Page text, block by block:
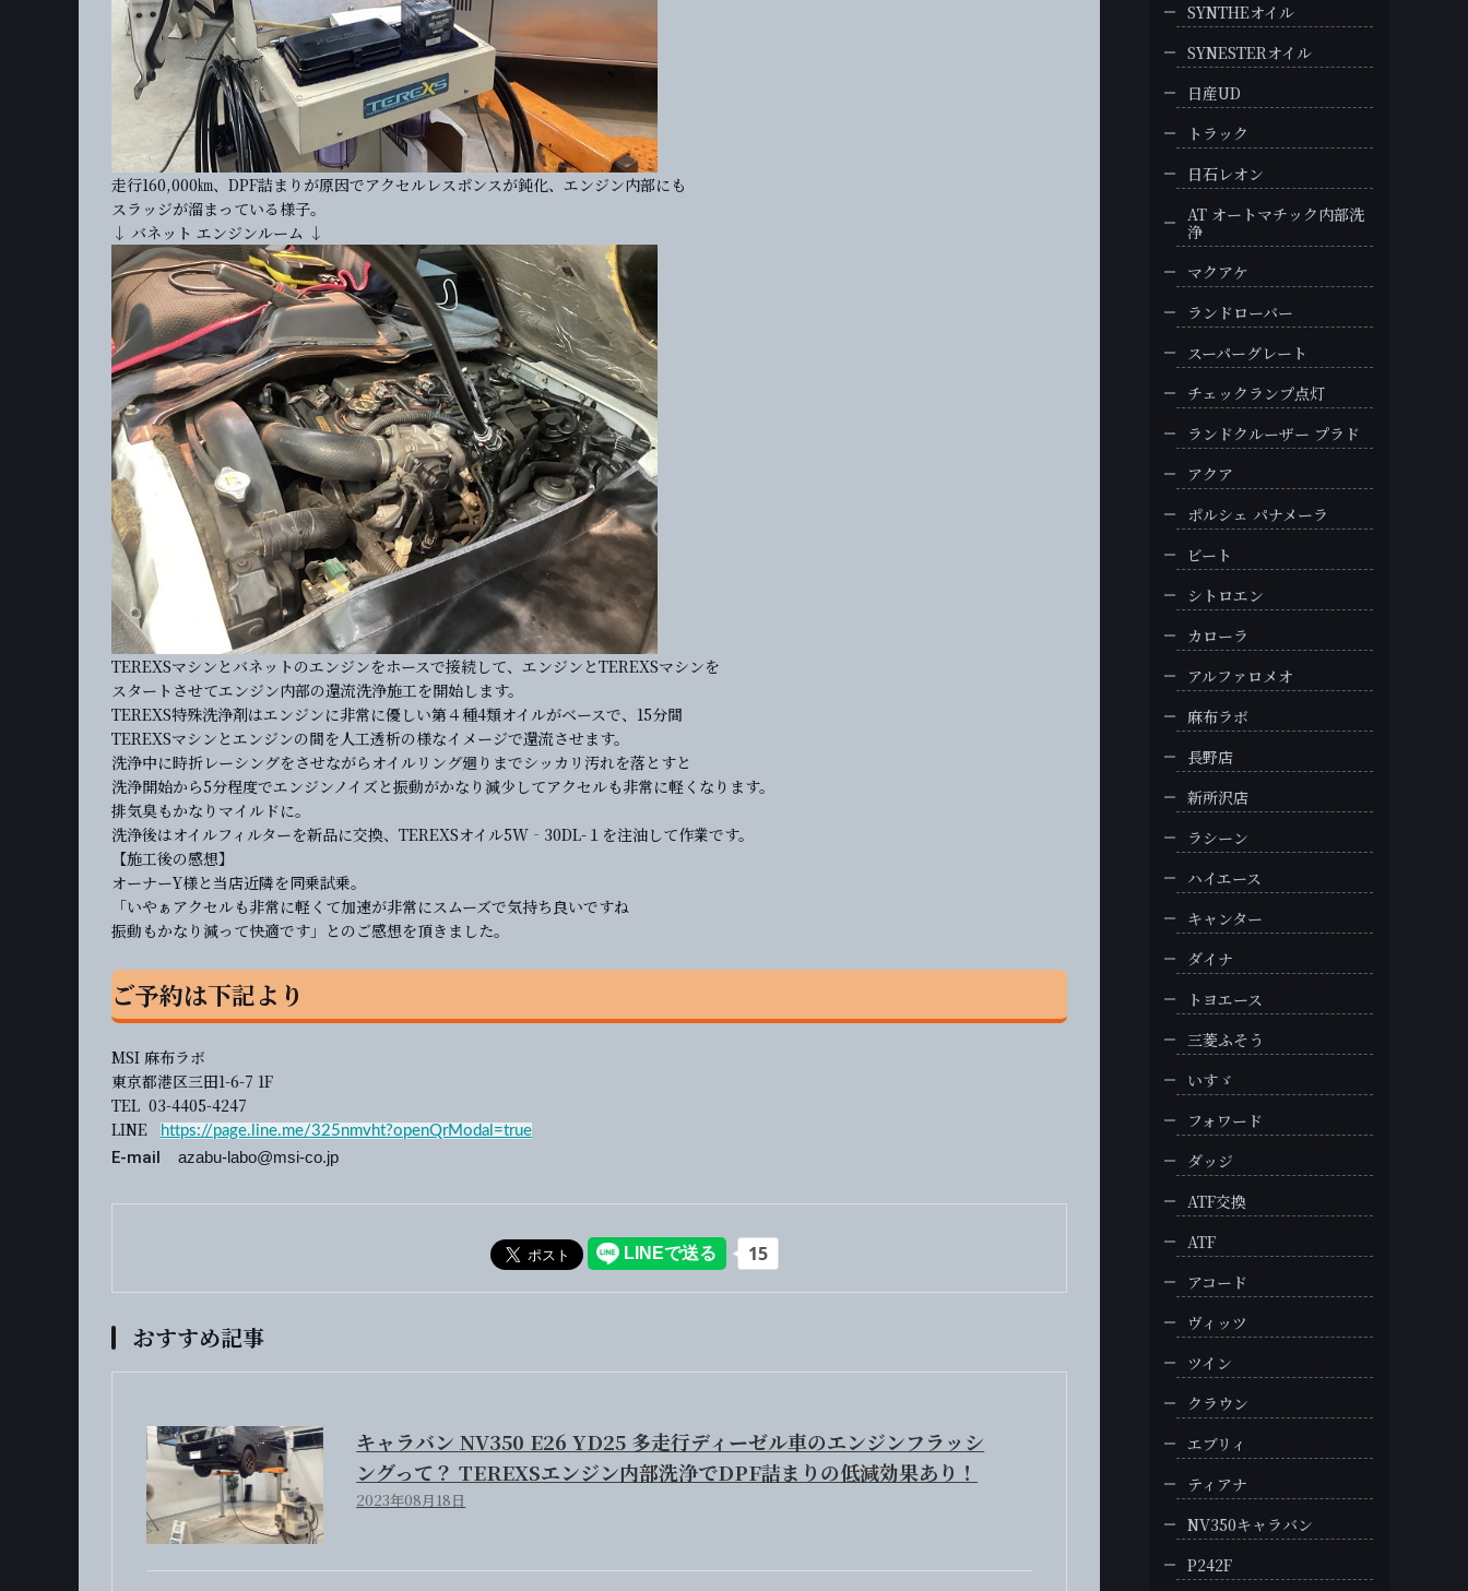
走行160,000㎞、DPF詰まりが原因でアクセルレスポンスが鈍化、エンジン内部にも
スラッジが溜まっている様子。
↓ バネット エンジンルーム ↓
TEREXSマシンとバネットのエンジンをホースで接続して、エンジンとTEREXSマシンを
スタートさせてエンジン内部の還流洗浄施工を開始します。
TEREXS特殊洗浄剤はエンジンに非常に優しい第４種4類オイルがベースで、15分間
TEREXSマシンとエンジンの間を人工透析の様なイメージで還流させます。
洗浄中に時折レーシングをさせながらオイルリング廻りまでシッカリ汚れを落とすと
洗浄開始から5分程度でエンジンノイズと振動がかなり減少してアクセルも非常に軽くなります。
排気臭もかなりマイルドに。
洗浄後はオイルフィルターを新品に交換、TEREXSオイル5W‐30DL-１を注油して作業です。
【施工後の感想】
オーナーY様と当店近隣を同乗試乗。
「いやぁアクセルも非常に軽くて加速が非常にスムーズで気持ち良いですね
振動もかなり減って快適です」とのご感想を頂きました。
ご予約は下記より
MSI 麻布ラボ
東京都港区三田1-6-7 1F
TEL 03-4405-4247
LINE
https://page.line.me/325nmvht?openQrModal=true
E-mail azabu-labo@msi-co.jp
おすすめ記事
キャラバン NV350 E26 YD25 多走行ディーゼル車のエンジンフラッシ
ングって？ TEREXSエンジン内部洗浄でDPF詰まりの低減効果あり！
2023年08月18日
SYNTHEオイル
SYNESTERオイル
日産UD
トラック
日石レオン
AT オートマチック内部洗
浄
マクアケ
ランドローバー
スーパーグレート
チェックランプ点灯
ランドクルーザー プラド
アクア
ポルシェ パナメーラ
ビート
シトロエン
カローラ
アルファロメオ
麻布ラボ
長野店
新所沢店
ラシーン
ハイエース
キャンター
ダイナ
トヨエース
三菱ふそう
いすゞ
フォワード
ダッジ
ATF交換
ATF
アコード
ヴィッツ
ツイン
クラウン
エブリィ
ティアナ
NV350キャラバン
P242F